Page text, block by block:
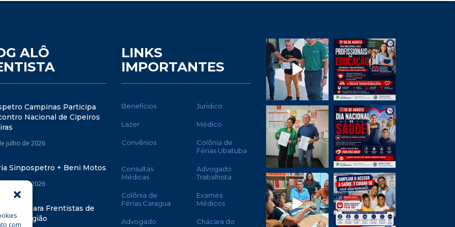
com
ALÔ
Campinas Participa
Nacional de Cipeiros
julho de 2026
Sinpospetro + Beni Motos
julho de 2026
para Frentistas de
e Região
LINKS
IMPORTANTES
Benefícios Jurídico
Lazer Médico
Convênios
Colônia de
Férias Ubatuba
Consultas
Médicas
Advogado
Trabalhista
Colônia de
Férias Caragua
Exames
Médicos
Advogado
Chácara do